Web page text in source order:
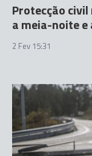
Protecção
a meia-noite
2 Fev 15:31